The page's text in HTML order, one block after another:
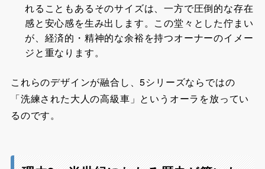
れることもあるそのサイズは、一方で圧倒的な存在
感と安心感を生み出します。この堂々とした佇まい
が、経済的・精神的な余裕を持つオーナーのイメー
ジと重なります。
これらのデザインが融合し、5シリーズならではの
「洗練された大人の高級車」というオーラを放ってい
るのです。